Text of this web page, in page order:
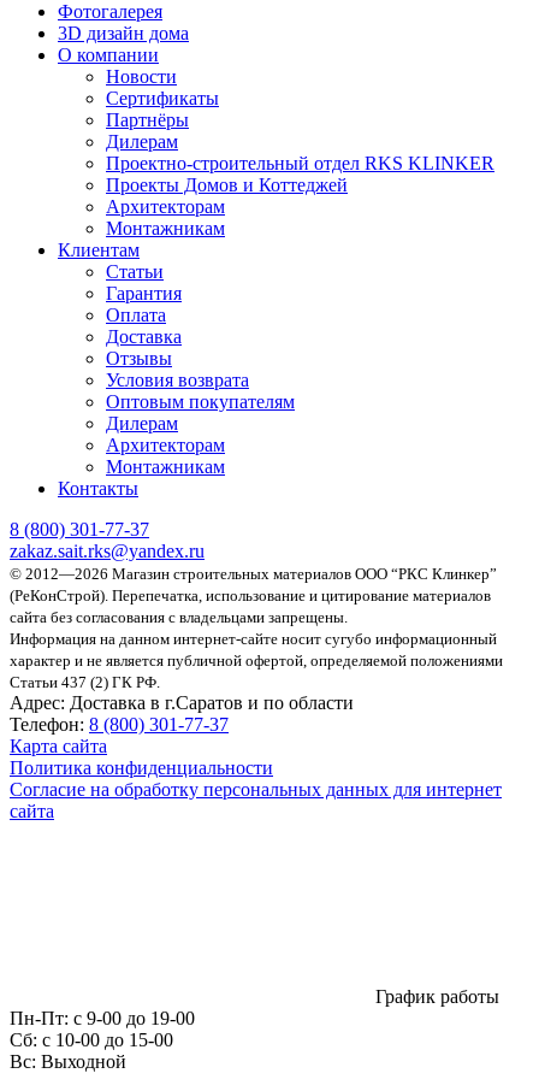
Фотогалерея
3D дизайн дома
О компании
Новости
Сертификаты
Партнёры
Дилерам
Проектно-строительный отдел RKS KLINKER
Проекты Домов и Коттеджей
Архитекторам
Монтажникам
Клиентам
Статьи
Гарантия
Оплата
Доставка
Отзывы
Условия возврата
Оптовым покупателям
Дилерам
Архитекторам
Монтажникам
Контакты
8 (800) 301-77-37
zakaz.sait.rks@yandex.ru
© 2012—2026 Магазин строительных материалов ООО “РКС Клинкер”
(РеКонСтрой). Перепечатка, использование и цитирование материалов
сайта без согласования с владельцами запрещены.
Информация на данном интернет-сайте носит сугубо информационный
характер и не является публичной офертой, определяемой положениями
Статьи 437 (2) ГК РФ.
Адрес: Доставка в г.Саратов и по области
Телефон: 8 (800) 301-77-37
Карта сайта
Политика конфиденциальности
Согласие на обработку персональных данных для интернет
сайта
График работы
Пн-Пт: с 9-00 до 19-00
Сб: c 10-00 до 15-00
Вс: Выходной